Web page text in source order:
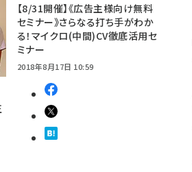
【8/31開催】《広告主様向け無料
セミナー》さらなる打ち手がわか
る！マイクロ(中間)CV徹底活用セ
ミナー
2018年8月17日 10:59